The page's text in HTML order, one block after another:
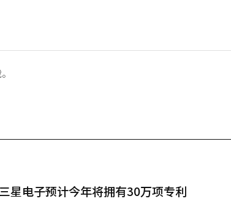
星电子预计今年将拥有30万项专利